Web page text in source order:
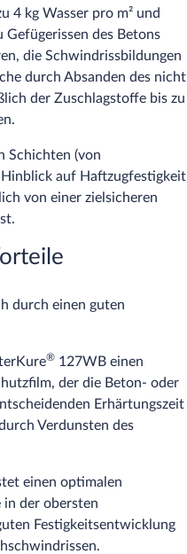
4 kg Wasser pro m² und
des Betons
die Schwindrissbildungen
durch Absanden des nicht
der Zuschlagstoffe bis zu
Schichten (von
Hinblick auf Haftzugfestigkeit
von einer zielsicheren
durch einen guten
® 127WB einen
der die Beton- oder
Erhärtungszeit
Verdunsten des
einen optimalen
in der obersten
Festigkeitsentwicklung